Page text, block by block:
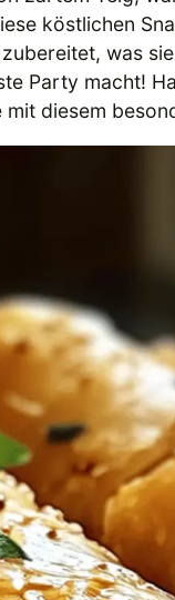
köstlichen
was
Party macht!
diesem